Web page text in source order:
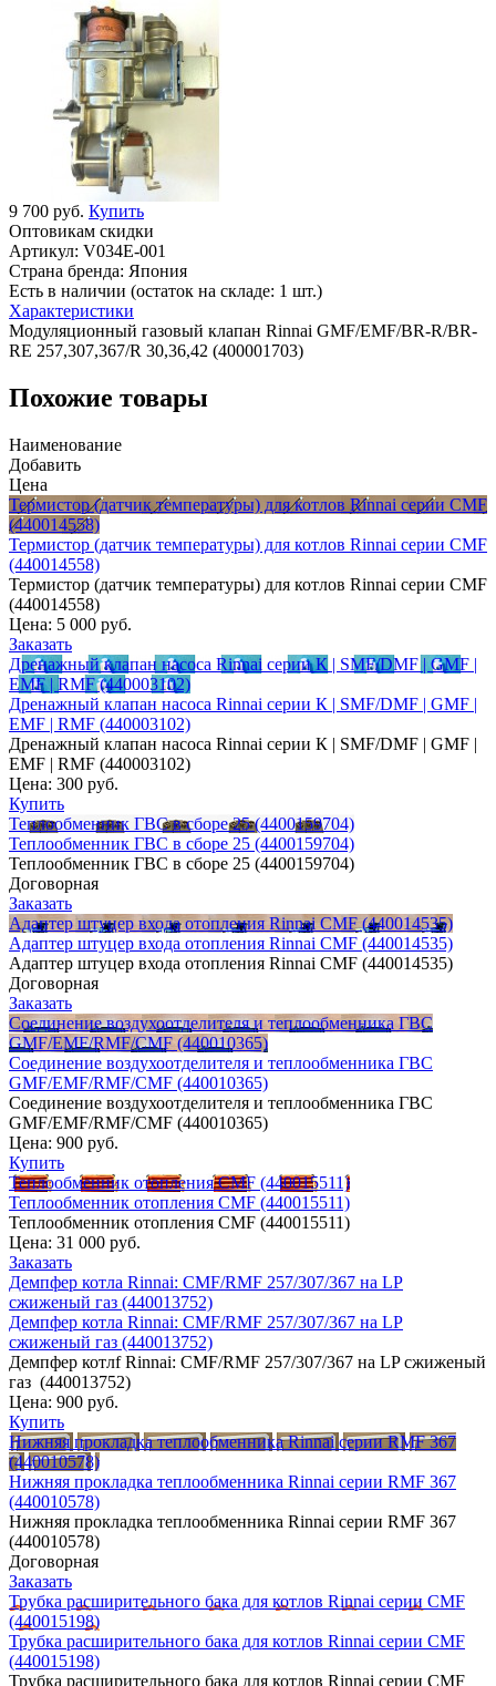
9 700 руб. Купить
Оптовикам скидки
Артикул: V034E-001
Страна бренда: Япония
Есть в наличии (остаток на складе: 1 шт.)
Характеристики
Модуляционный газовый клапан Rinnai GMF/EMF/BR-R/BR-
RE 257,307,367/R 30,36,42 (400001703)
Похожие товары
Наименование
Добавить
Цена
Термистор (датчик температуры) для котлов Rinnai серии CMF
(440014558)
Термистор (датчик температуры) для котлов Rinnai серии CMF
(440014558)
Термистор (датчик температуры) для котлов Rinnai серии CMF
(440014558)
Цена: 5 000 руб.
Заказать
Дренажный клапан насоса Rinnai серии К | SMF/DMF | GMF |
EMF | RMF (440003102)
Дренажный клапан насоса Rinnai серии К | SMF/DMF | GMF |
EMF | RMF (440003102)
Дренажный клапан насоса Rinnai серии К | SMF/DMF | GMF |
EMF | RMF (440003102)
Цена: 300 руб.
Купить
Теплообменник ГВС в сборе 25 (4400159704)
Теплообменник ГВС в сборе 25 (4400159704)
Теплообменник ГВС в сборе 25 (4400159704)
Договорная
Заказать
Адаптер штуцер входа отопления Rinnai CMF (440014535)
Адаптер штуцер входа отопления Rinnai CMF (440014535)
Адаптер штуцер входа отопления Rinnai CMF (440014535)
Договорная
Заказать
Соединение воздухоотделителя и теплообменника ГВС
GMF/EMF/RMF/CMF (440010365)
Соединение воздухоотделителя и теплообменника ГВС
GMF/EMF/RMF/CMF (440010365)
Соединение воздухоотделителя и теплообменника ГВС
GMF/EMF/RMF/CMF (440010365)
Цена: 900 руб.
Купить
Теплообменник отопления CMF (440015511)
Теплообменник отопления CMF (440015511)
Теплообменник отопления CMF (440015511)
Цена: 31 000 руб.
Заказать
Демпфер котла Rinnai: CMF/RMF 257/307/367 на LP
сжиженый газ (440013752)
Демпфер котла Rinnai: CMF/RMF 257/307/367 на LP
сжиженый газ (440013752)
Демпфер котлf Rinnai: CMF/RMF 257/307/367 на LP сжиженый
газ (440013752)
Цена: 900 руб.
Купить
Нижняя прокладка теплообменника Rinnai серии RMF 367
(440010578)
Нижняя прокладка теплообменника Rinnai серии RMF 367
(440010578)
Нижняя прокладка теплообменника Rinnai серии RMF 367
(440010578)
Договорная
Заказать
Трубка расширительного бака для котлов Rinnai серии CMF
(440015198)
Трубка расширительного бака для котлов Rinnai серии CMF
(440015198)
Трубка расширительного бака для котлов Rinnai серии CMF